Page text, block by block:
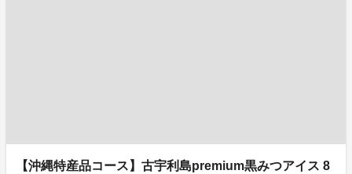
【沖縄特産品コース】古宇利島premium黒みつアイス 8